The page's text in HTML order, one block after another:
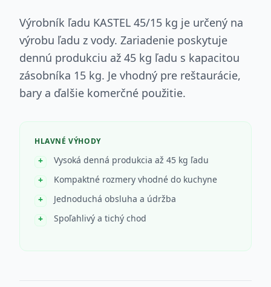
Výrobník ľadu KASTEL 45/15 kg je určený na
výrobu ľadu z vody. Zariadenie poskytuje
dennú produkciu až 45 kg ľadu s kapacitou
zásobníka 15 kg. Je vhodný pre reštaurácie,
bary a ďalšie komerčné použitie.
HLAVNÉ VÝHODY
Vysoká denná produkcia až 45 kg ľadu
Kompaktné rozmery vhodné do kuchyne
Jednoduchá obsluha a údržba
Spoľahlivý a tichý chod